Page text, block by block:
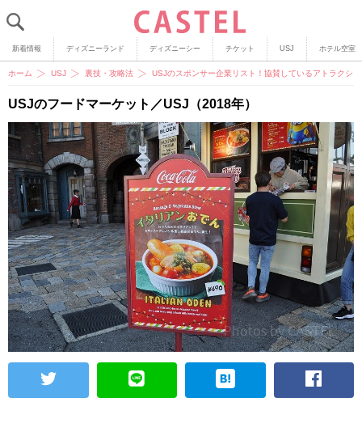
新着情報 ディズニーランド ディズニーシー チケット USJ ホテル空室
ホーム USJ 裏技・攻略法 USJのスポンサー企業リスト！協賛しているアトラクシ
USJのフードマーケット／USJ（2018年）